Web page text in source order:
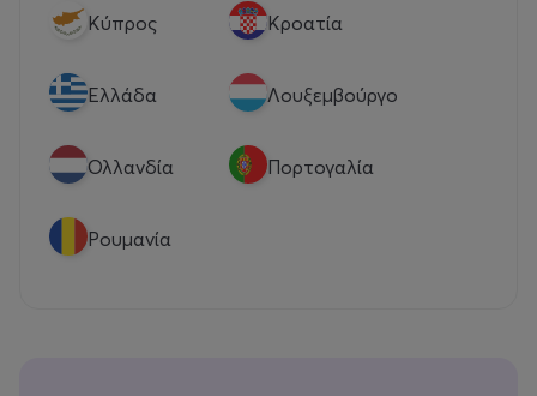
Κύπρος Κροατία
Eλλάδα Λουξεμβούργο
Ολλανδία Πορτογαλία
Ρουμανία